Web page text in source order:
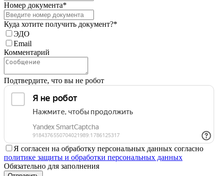
Номер документа*
Куда хотите получить документ?*
ЭДО
Email
Комментарий
Подтвердите, что вы не робот
Я согласен на обработку персональных данных согласно
политике защиты и обработки персональных данных
Обязательно для заполнения